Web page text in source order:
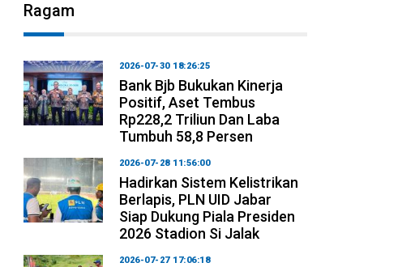
Ragam
2026-07-30 18:26:25
Bank Bjb Bukukan Kinerja
Positif, Aset Tembus
Rp228,2 Triliun Dan Laba
Tumbuh 58,8 Persen
2026-07-28 11:56:00
Hadirkan Sistem Kelistrikan
Berlapis, PLN UID Jabar
Siap Dukung Piala Presiden
2026 Stadion Si Jalak
2026-07-27 17:06:18